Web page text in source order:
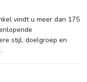
vindt u meer dan 175
stijl, doelgroep en